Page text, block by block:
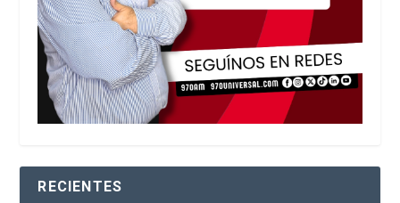
RECIENTES